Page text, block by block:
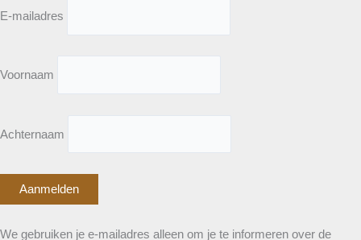
E-mailadres
Voornaam
Achternaam
We gebruiken je e-mailadres alleen om je te informeren over de